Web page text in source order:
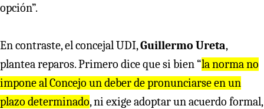
opción”.
En contraste, el concejal UDI,Guillermo Ureta,
plantea reparos. Primero dice que si bien “la norma no
impone al Concejo un deber de pronunciarse en un
plazo determinado, ni exige adoptar un acuerdo formal,